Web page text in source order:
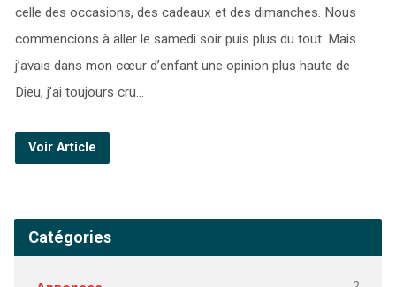
celle des occasions, des cadeaux et des dimanches. Nous
commencions à aller le samedi soir puis plus du tout. Mais
j’avais dans mon cœur d’enfant une opinion plus haute de
Dieu, j’ai toujours cru…
Voir Article
Catégories